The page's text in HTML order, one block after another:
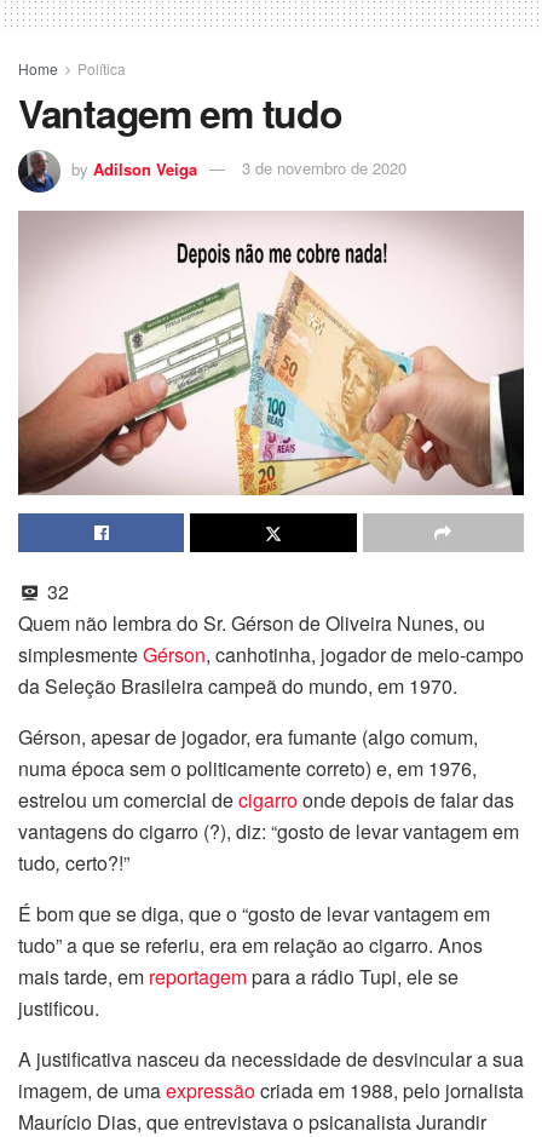
Home Política
Vantagem em tudo
by Adilson Veiga 3 de novembro de 2020
32
Quem não lembra do Sr. Gérson de Oliveira Nunes, ou
simplesmenteGérson, canhotinha, jogador de meio-campo
da Seleção Brasileira campeã do mundo, em 1970.
Gérson, apesar de jogador, era fumante (algo comum,
numa época sem o politicamente correto) e, em 1976,
estrelou um comercial decigarroonde depois de falar das
vantagens do cigarro (?), diz: “gosto de levar vantagem em
tudo, certo?!”
É bom que se diga, que o “gosto de levar vantagem em
tudo” a que se referiu, era em relação ao cigarro. Anos
mais tarde, em reportagempara a rádio Tupi, ele se
justificou.
A justificativa nasceu da necessidade de desvincular a sua
imagem, de umaexpressãocriada em 1988, pelo jornalista
Maurício Dias, que entrevistava o psicanalista Jurandir